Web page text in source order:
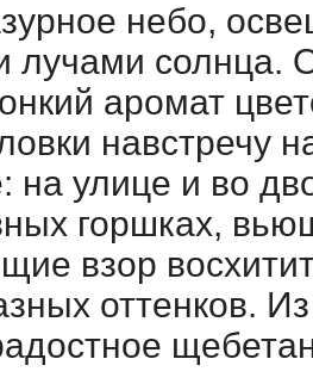
небо,
лучами солнца.
аромат
навстречу
на улице и во
горшках,
взор
оттенков.